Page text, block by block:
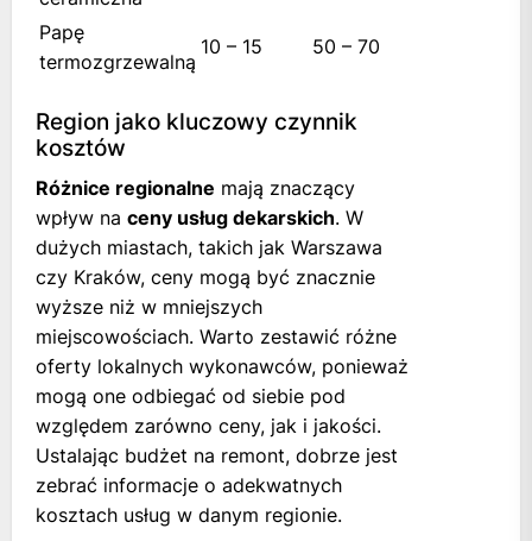
Papę
termozgrzewalną
10 – 15 50 – 70
Region jako kluczowy czynnik
kosztów
Różnice regionalne mają znaczący
wpływ na ceny usług dekarskich. W
dużych miastach, takich jak Warszawa
czy Kraków, ceny mogą być znacznie
wyższe niż w mniejszych
miejscowościach. Warto zestawić różne
oferty lokalnych wykonawców, ponieważ
mogą one odbiegać od siebie pod
względem zarówno ceny, jak i jakości.
Ustalając budżet na remont, dobrze jest
zebrać informacje o adekwatnych
kosztach usług w danym regionie.